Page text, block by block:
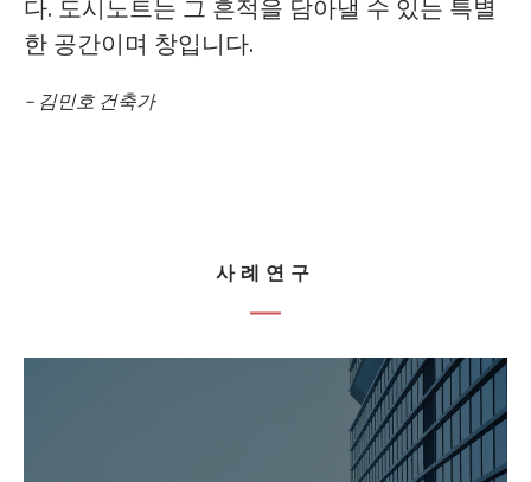
다. 도시노트는 그 흔적을 담아낼 수 있는 특별
한 공간이며 창입니다.
– 김민호 건축가
사례연구